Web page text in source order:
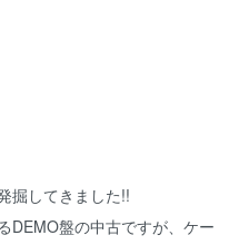
掘してきました!!
DEMO盤の中古ですが、ケー